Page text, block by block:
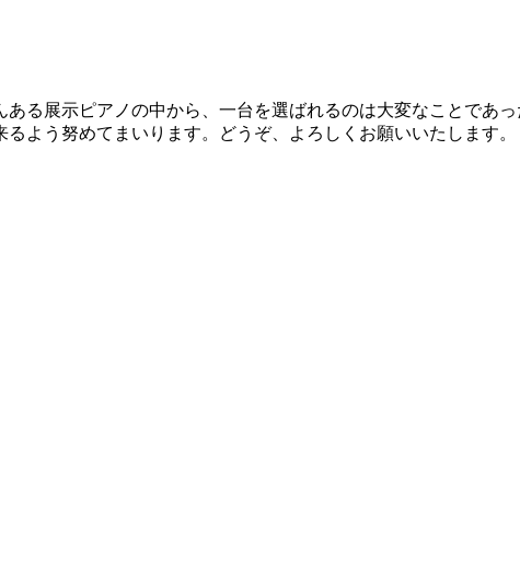
る展示ピアノの中から、一台を選ばれるのは大変なことであ
よう努めてまいります。どうぞ、よろしくお願いいたします。